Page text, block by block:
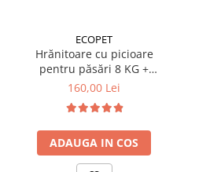
ECOPET
Hrănitoare cu picioare
pentru păsări 8 KG +
Adăpătoare cu picioare
160,00 Lei
ADAUGA IN COS